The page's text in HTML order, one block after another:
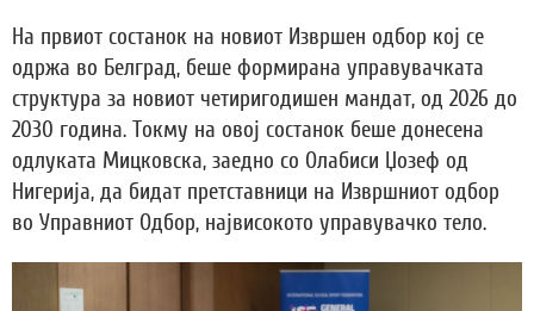
На првиот состанок на новиот Извршен одбор кој се
одржа во Белград, беше формирана управувачката
структура за новиот четиригодишен мандат, од 2026 до
2030 година. Токму на овој состанок беше донесена
одлуката Мицковска, заедно со Олабиси Џозеф од
Нигерија, да бидат претставници на Извршниот одбор
во Управниот Одбор, највисокото управувачко тело.